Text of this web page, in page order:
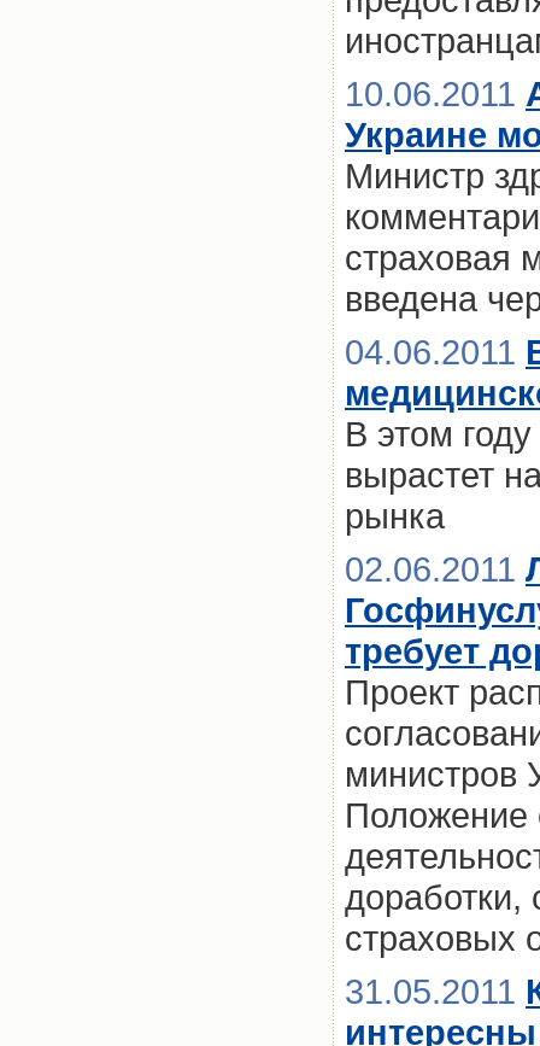
10.06.2011
Украине
Министр
страховая
введена
04.06.2011
В этом
вырастет
рынка
02.06.2011
требует
Проект
министров
Положение
доработки,
страховых
31.05.2011